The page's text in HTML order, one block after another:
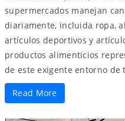
supermercados manejan
diariamente, incluida ropa,
artículos deportivos y
productos alimenticios
de este exigente entorno de
Read More